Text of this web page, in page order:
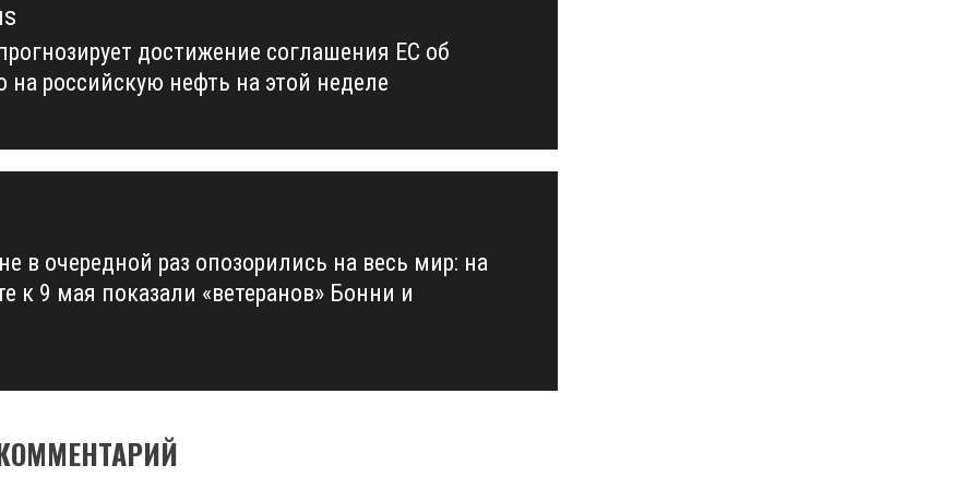
достижение соглашения ЕС об
на российскую нефть на этой неделе
в очередной раз опозорились на весь мир: на
к 9 мая показали «ветеранов» Бонни и